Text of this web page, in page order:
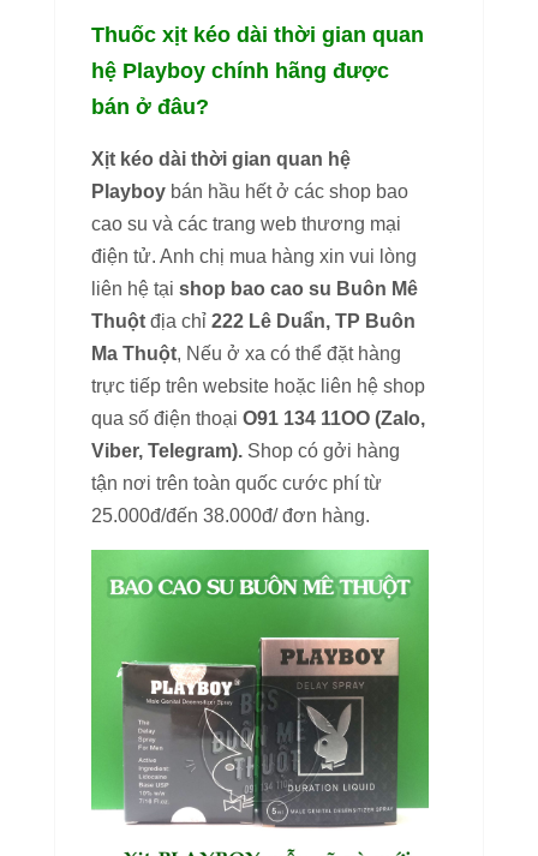
Thuốc xịt kéo dài thời gian quan
hệ Playboy chính hãng được
bán ở đâu?
Xịt kéo dài thời gian quan hệ
Playboy bán hầu hết ở các shop bao
cao su và các trang web thương mại
điện tử. Anh chị mua hàng xin vui lòng
liên hệ tại shop bao cao su Buôn Mê
Thuột địa chỉ 222 Lê Duẩn, TP Buôn
Ma Thuột, Nếu ở xa có thể đặt hàng
trực tiếp trên website hoặc liên hệ shop
qua số điện thoại O91 134 11OO (Zalo,
Viber, Telegram). Shop có gởi hàng
tận nơi trên toàn quốc cước phí từ
25.000đ/đến 38.000đ/ đơn hàng.